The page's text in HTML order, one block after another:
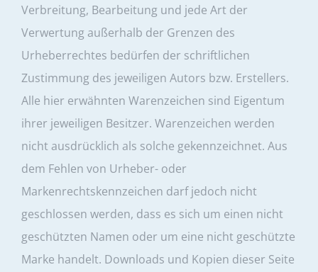
Verbreitung, Bearbeitung und jede Art der
Verwertung außerhalb der Grenzen des
Urheberrechtes bedürfen der schriftlichen
Zustimmung des jeweiligen Autors bzw. Erstellers.
Alle hier erwähnten Warenzeichen sind Eigentum
ihrer jeweiligen Besitzer. Warenzeichen werden
nicht ausdrücklich als solche gekennzeichnet. Aus
dem Fehlen von Urheber- oder
Markenrechtskennzeichen darf jedoch nicht
geschlossen werden, dass es sich um einen nicht
geschützten Namen oder um eine nicht geschützte
Marke handelt. Downloads und Kopien dieser Seite